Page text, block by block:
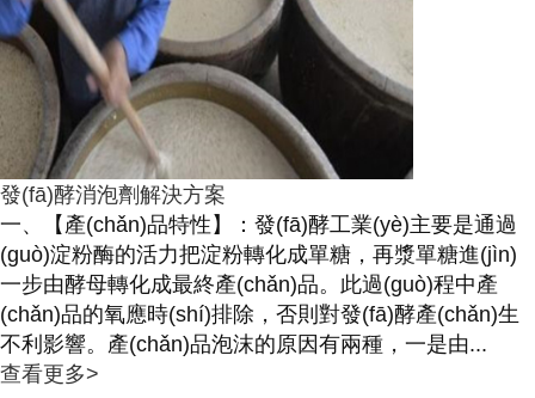
發(fā)酵消泡劑解決方案
一、【產(chǎn)品特性】：發(fā)酵工業(yè)主要是通過
(guò)淀粉酶的活力把淀粉轉化成單糖，再漿單糖進(jìn)
一步由酵母轉化成最終產(chǎn)品。此過(guò)程中產
(chǎn)品的氧應時(shí)排除，否則對發(fā)酵產(chǎn)生
不利影響。產(chǎn)品泡沫的原因有兩種，一是由...
查看更多>